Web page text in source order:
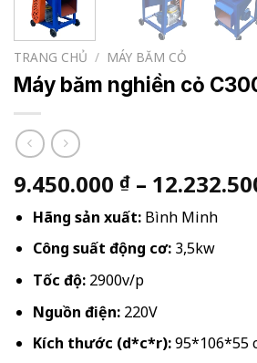
TRANG CHỦ / MÁY BĂM CỎ
Máy băm nghiền cỏ
9.450.000 ₫ –
Hãng sản xuất:Bình Minh
Công suất động cơ: 3,5kw
Tốc độ:2900v/p
Nguồn điện:220V
Kích thước (d*c*r):95*106*55